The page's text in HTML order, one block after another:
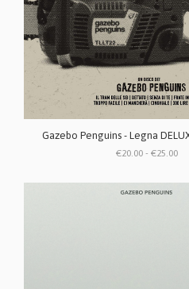
Gazebo Penguins - Legna
€20.00 - €25.00